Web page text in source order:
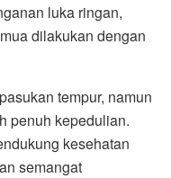
luka ringan,
dilakukan dengan
tempur, namun
penuh kepedulian.
kesehatan
semangat